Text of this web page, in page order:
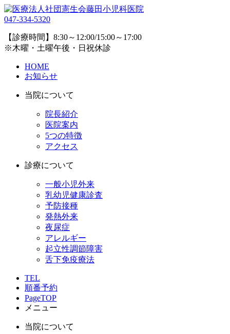
047-334-5320
【診療時間】8:30～12:00/15:00～17:00
※木曜・土曜午後・日祝休診
HOME
お知らせ
当院について
院長紹介
医院案内
5つの特徴
アクセス
診療について
一般小児外来
乳幼児健康診査
予防接種
発熱外来
夜尿症
アレルギー
起立性調節障害
舌下免疫療法
TEL
順番予約
PageTOP
メニュー
当院について